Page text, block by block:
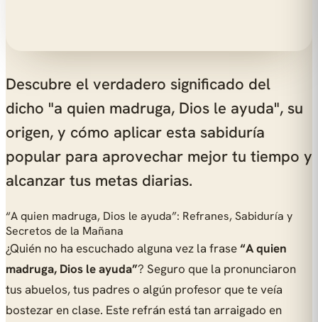
Descubre el verdadero significado del
dicho "a quien madruga, Dios le ayuda", su
origen, y cómo aplicar esta sabiduría
popular para aprovechar mejor tu tiempo y
alcanzar tus metas diarias.
“A quien madruga, Dios le ayuda”: Refranes, Sabiduría y
Secretos de la Mañana
¿Quién no ha escuchado alguna vez la frase“A quien
madruga, Dios le ayuda”? Seguro que la pronunciaron
tus abuelos, tus padres o algún profesor que te veía
bostezar en clase. Este refrán está tan arraigado en